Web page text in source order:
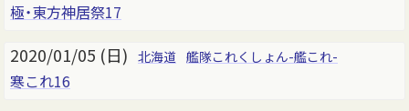
極・東方神居祭17
2020/01/05 (日) 北海道 艦隊これくしょん-艦これ-
寒これ16